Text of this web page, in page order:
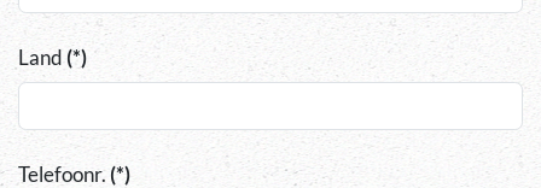
Land (*)
Telefoonr. (*)